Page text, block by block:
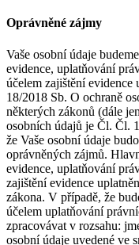
Oprávněné zájmy
Vaše osobní údaje
evidence, uplatňování
účelem zajištění evidence
18/2018 Sb. O ochraně
některých zákonů (dále
osobních údajů je Čl. Čl.
že Vaše osobní údaje
oprávněných zájmů.
evidence, uplatňování
zajištění evidence
zákona. V případě, že
účelem uplatňování
zpracovávat v rozsahu:
osobní údaje uvedené ve